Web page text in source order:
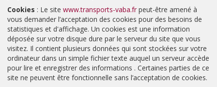
Cookies : Le site www.transports-vaba.fr peut-être amené à
vous demander l’acceptation des cookies pour des besoins de
statistiques et d'affichage. Un cookies est une information
déposée sur votre disque dure par le serveur du site que vous
visitez. Il contient plusieurs données qui sont stockées sur votre
ordinateur dans un simple fichier texte auquel un serveur accède
pour lire et enregistrer des informations . Certaines parties de ce
site ne peuvent être fonctionnelle sans l’acceptation de cookies.